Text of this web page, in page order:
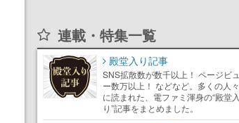
連載・特集一覧
殿堂入り記事
SNS拡散数が数千以上！ ページビュ
ー数万以上！ などなど。多くの人々
に読まれた、電ファミ渾身の“殿堂入
り”記事をまとめました。